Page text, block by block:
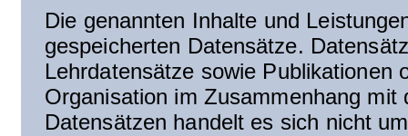
Die genannten Inhalte und
gespeicherten Datensätze.
Lehrdatensätze sowie Publikationen
Organisation im Zusammenhang
Datensätzen handelt es sich nicht